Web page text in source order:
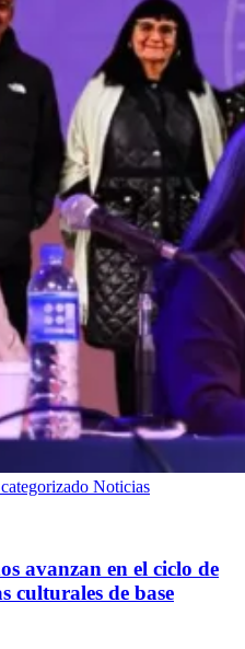
Noticias
avanzan en el ciclo de
culturales de base